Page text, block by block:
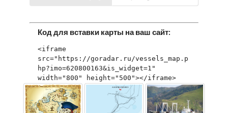
Код для вставки карты на ваш сайт:
<iframe
src="https://goradar.ru/vessels_map.p
hp?imo=620800163&is_widget=1"
width="800" height="500"></iframe>